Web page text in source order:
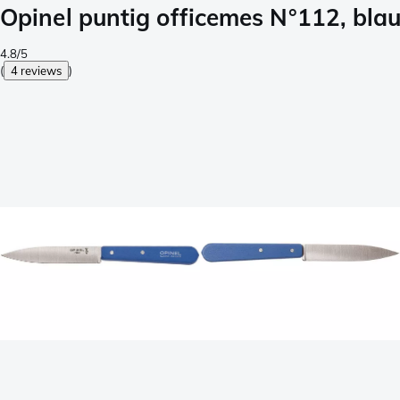
Opinel puntig officemes N°112,
4.8/5
( 4 reviews )